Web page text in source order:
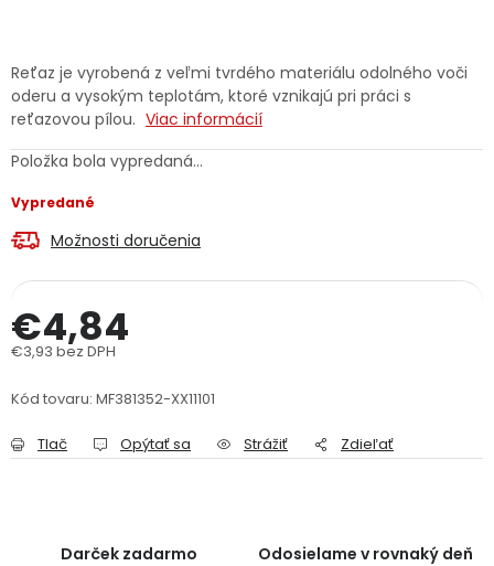
Servis náradia Hodnotenie obchodu
Doprava a platba
Reklamačný formulár
Obchodné podmienky Reklamačný poriadok
Reťaz je vyrobená z veľmi tvrdého materiálu odolného voči
oderu a vysokým teplotám, ktoré vznikajú pri práci s
reťazovou pílou. Viac informácií
Položka bola vypredaná…
Vypredané
Možnosti doručenia
€4,84
€3,93 bez DPH
Kód tovaru: MF381352-XX11101
Tlač Opýtať sa Strážiť Zdieľať
Darček zadarmo Odosielame v rovnaký deň